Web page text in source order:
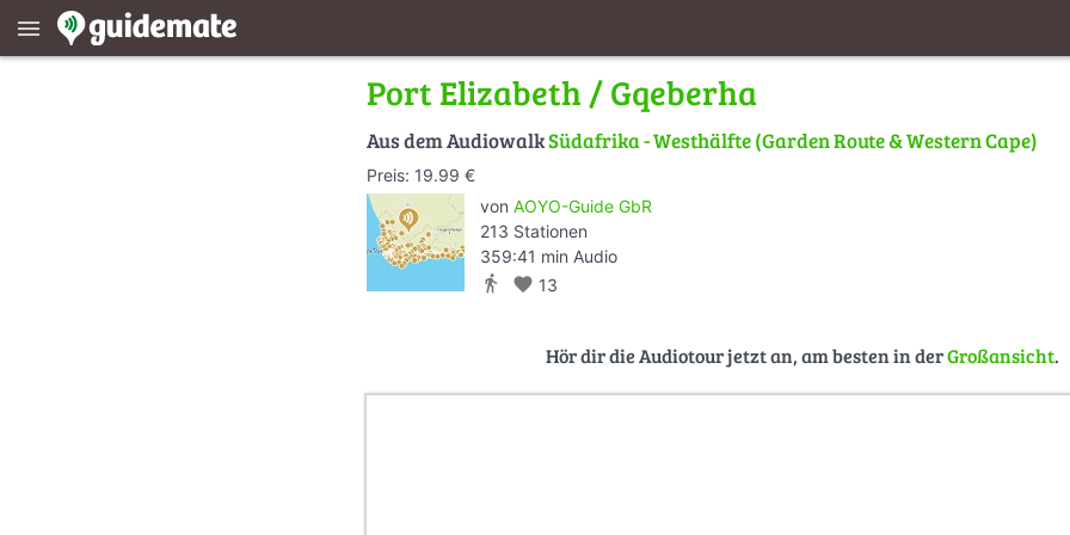
menu
Port Elizabeth / Gqeberha
Aus dem AudiowalkSüdafrika - Westhälfte (Garden Route & Western Cape)
Preis: 19.99 €
von AOYO-Guide GbR
213 Stationen
359:41 min Audio
directions_walk favorite 13
Hör dir die Audiotour jetzt an, am besten in derGroßansicht.